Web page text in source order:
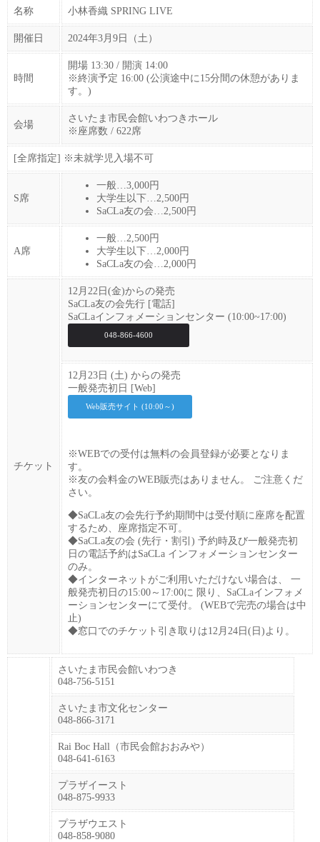
名称 小林香織 SPRING LIVE
開催日 2024年3月9日（土）
時間
開場 13:30 / 開演 14:00
※終演予定 16:00 (公演途中に15分間の休憩がありま
す。)
会場
さいたま市民会館いわつきホール
※座席数 / 622席
[全席指定] ※未就学児入場不可
S席
一般…3,000円
大学生以下…2,500円
SaCLa友の会…2,500円
A席
一般…2,500円
大学生以下…2,000円
SaCLa友の会…2,000円
チケット
12月22日(金)からの発売
SaCLa友の会先行 [電話]
SaCLaインフォメーションセンター (10:00~17:00)
048-866-4600
12月23日 (土) からの発売
一般発売初日 [Web]
Web販売サイト (10:00～)
※WEBでの受付は無料の会員登録が必要となりま
す。
※友の会料金のWEB販売はありません。 ご注意くだ
さい。
◆SaCLa友の会先行予約期間中は受付順に座席を配置
するため、座席指定不可。
◆SaCLa友の会 (先行・割引) 予約時及び一般発売初
日の電話予約はSaCLa インフォメーションセンター
のみ。
◆インターネットがご利用いただけない場合は、 一
般発売初日の15:00～17:00に 限り、SaCLaインフォメ
ーションセンターにて受付。 (WEBで完売の場合は中
止)
◆窓口でのチケット引き取りは12月24日(日)より。
さいたま市民会館いわつき
048-756-5151
さいたま市文化センター
048-866-3171
Rai Boc Hall（市民会館おおみや）
048-641-6163
プラザイースト
048-875-9933
プラザウエスト
048-858-9080